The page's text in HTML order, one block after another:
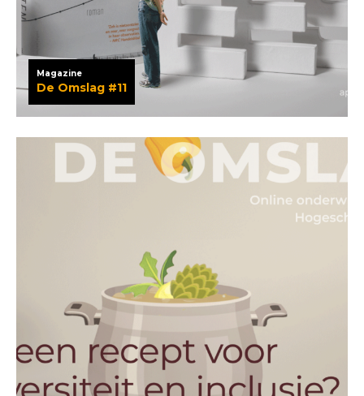
Magazine
De Omslag #11